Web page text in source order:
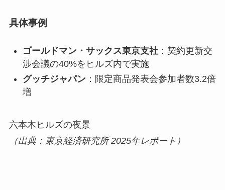
具体事例
ゴールドマン・サックス東京支社：契約更新交
渉会議の40%をヒルズ内で実施
グッチジャパン：限定商品発表会参加者数3.2倍
増
六本木ヒルズの夜景
（出典：東京経済研究所 2025年レポート）